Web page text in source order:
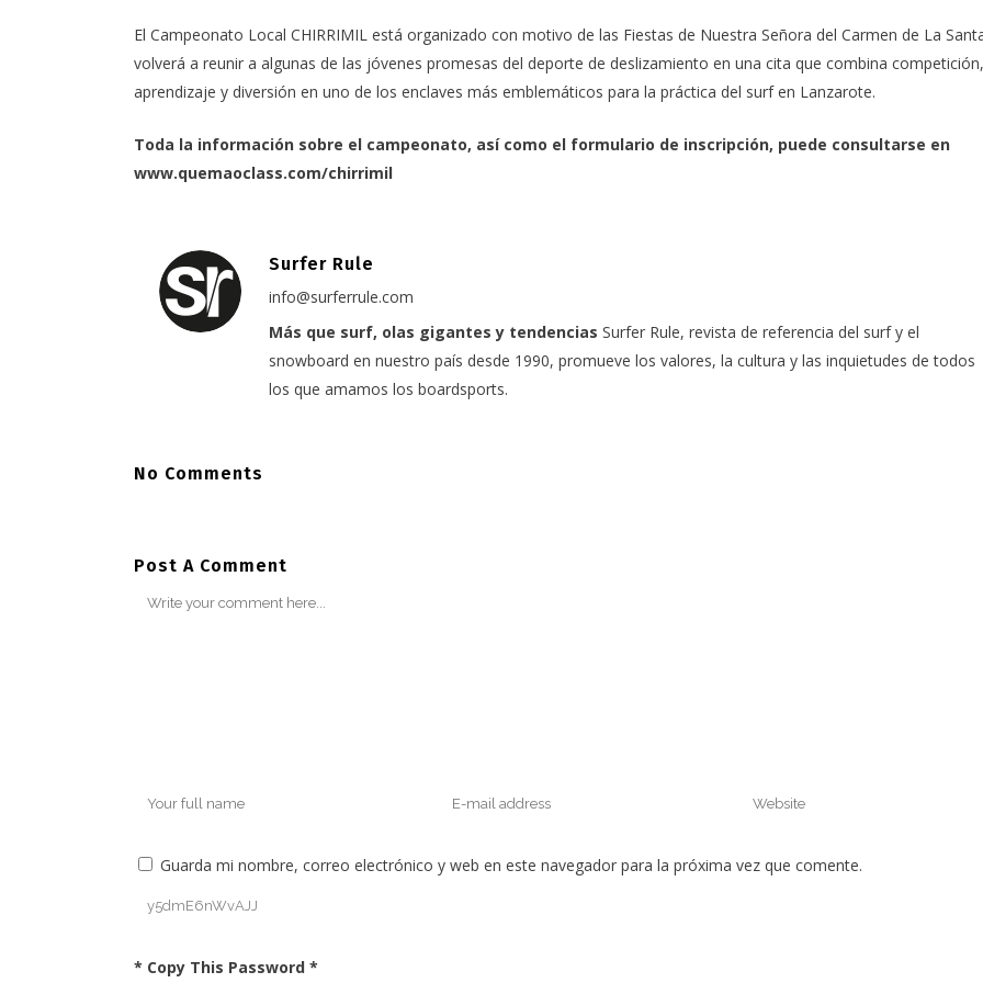
El Campeonato Local CHIRRIMIL está organizado con motivo de las Fiestas de Nuestra Señora del Carmen de La
volverá a reunir a algunas de las jóvenes promesas del deporte de deslizamiento en una cita que combina competición,
aprendizaje y diversión en uno de los enclaves más emblemáticos para la práctica del surf en Lanzarote.
Toda la información sobre el campeonato, así como el formulario de inscripción, puede consultarse en
www.quemaoclass.com/chirrimil
Surfer Rule
info@surferrule.com
Más que surf, olas gigantes y tendencias Surfer Rule, revista de referencia del surf y el
snowboard en nuestro país desde 1990, promueve los valores, la cultura y las inquietudes de todos
los que amamos los boardsports.
No Comments
Post A Comment
Guarda mi nombre, correo electrónico y web en este navegador para la próxima vez que comente.
* Copy This Password *